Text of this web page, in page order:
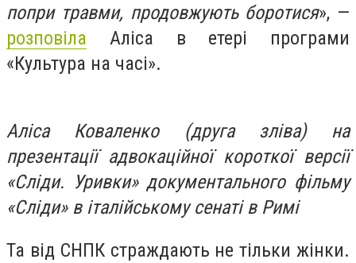
попри травми, продовжують боротися», —
розповіла Аліса в етері програми
«Культура на часі».
Аліса Коваленко (друга зліва) на
презентації адвокаційної короткої версії
«Сліди. Уривки» документального фільму
«Сліди» в італійському сенаті в Римі
Та від СНПК страждають не тільки жінки.